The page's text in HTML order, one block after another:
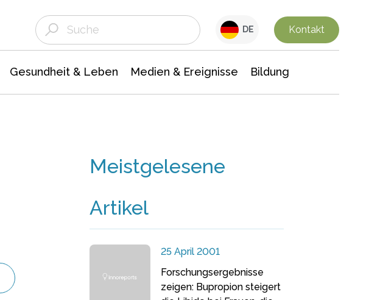
DE Kontakt
Gesundheit & Leben Medien & Ereignisse Bildung
Meistgelesene
Artikel
25 April 2001
Forschungsergebnisse
zeigen: Bupropion steigert